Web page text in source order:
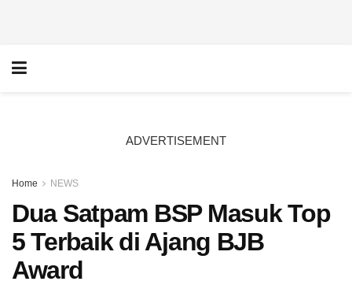
ADVERTISEMENT
Home NEWS
Dua Satpam BSP Masuk Top
5 Terbaik di Ajang BJB
Award